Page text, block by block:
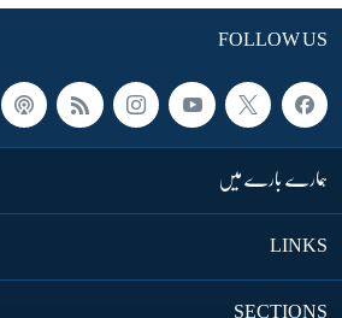
FOLLOW US
ہمارے بارے میں
LINKS
SECTIONS